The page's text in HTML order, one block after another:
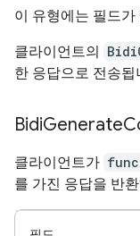
이 유형에는 필드가
클라이언트의
한 응답으로 전송됩
BidiGenerate
클라이언트가
를 가진 응답을 반